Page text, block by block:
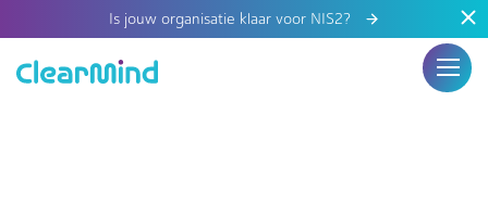
Is jouw organisatie klaar voor NIS2?